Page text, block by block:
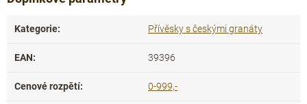
Kategorie: Přívěsky s českými granáty
EAN: 39396
Cenové rozpětí: 0-999,-